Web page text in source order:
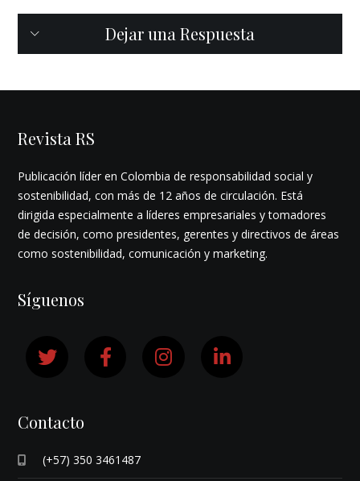
Dejar una Respuesta
Revista RS
Publicación líder en Colombia de responsabilidad social y
sostenibilidad, con más de 12 años de circulación. Está
dirigida especialmente a líderes empresariales y tomadores
de decisión, como presidentes, gerentes y directivos de áreas
como sostenibilidad, comunicación y marketing.
Síguenos
Contacto
(+57) 350 3461487